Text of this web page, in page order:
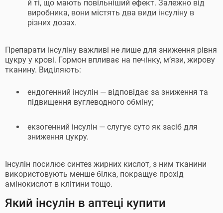
й ті, що мають повільніший ефект. Залежно від
виробника, вони містять два види інсуліну в
різних дозах.
Препарати інсуліну важливі не лише для зниження рівня
цукру у крові. Гормон впливає на печінку, м’язи, жирову
тканину. Виділяють:
ендогенний інсулін — відповідає за зниження та
підвищення вуглеводного обміну;
екзогенний інсулін — слугує суто як засіб для
зниження цукру.
Інсулін посилює синтез жирних кислот, з ним тканини
використовують менше білка, покращує прохід
амінокислот в клітини тощо.
Який інсулін в аптеці купити